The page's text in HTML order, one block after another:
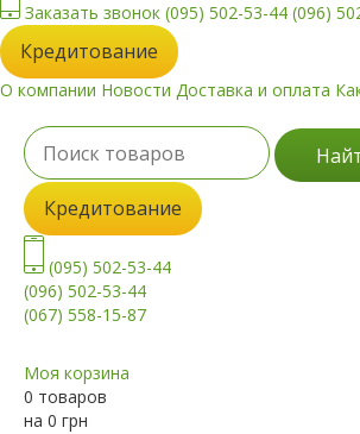
Заказать звонок (095) 502-53-44 (096)
Кредитование
О компании Новости Доставка и оплата
Кредитование
(095) 502-53-44
(096) 502-53-44
(067) 558-15-87
Моя корзина
0 товаров
на 0 грн